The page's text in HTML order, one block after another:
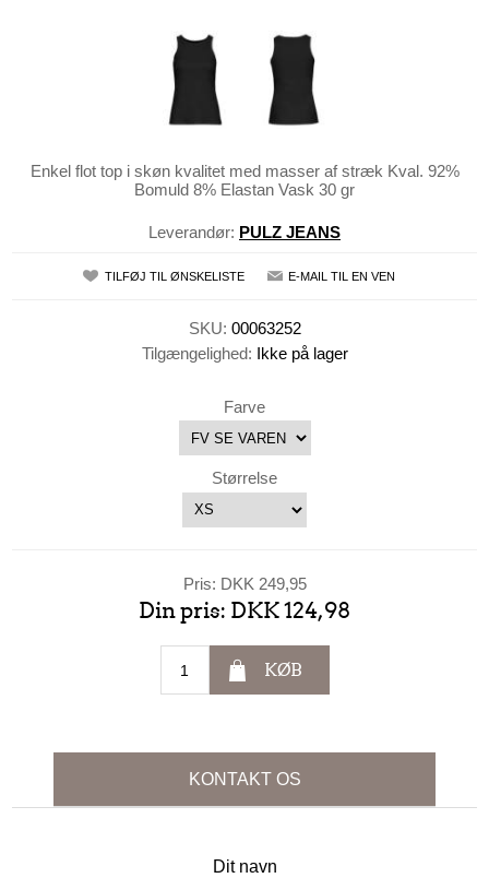
Enkel flot top i skøn kvalitet med masser af stræk Kval. 92%
Bomuld 8% Elastan Vask 30 gr
Leverandør: PULZ JEANS
TILFØJ TIL ØNSKELISTE E-MAIL TIL EN VEN
SKU: 00063252
Tilgængelighed: Ikke på lager
Farve
Størrelse
Pris: DKK 249,95
Din pris: DKK 124,98
KØB
KONTAKT OS
Dit navn